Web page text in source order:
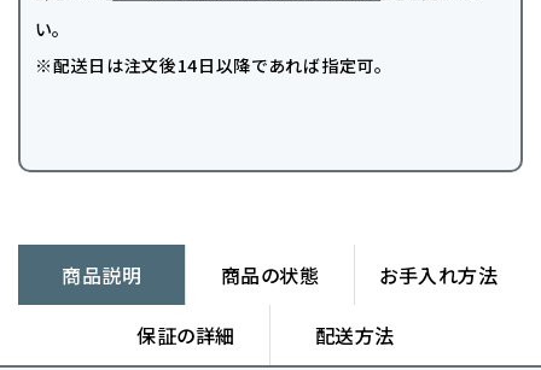
い。
※配送日は注文後14日以降であれば指定可。
商品説明 商品の状態 お手入れ方法
保証の詳細 配送方法